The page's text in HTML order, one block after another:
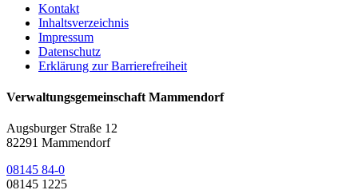
Kontakt
Inhaltsverzeichnis
Impressum
Datenschutz
Erklärung zur Barrierefreiheit
Verwaltungsgemeinschaft Mammendorf
Augsburger Straße 12
82291 Mammendorf
08145 84-0
08145 1225